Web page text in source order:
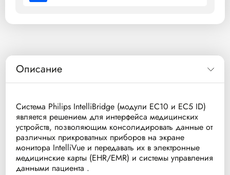
Описание
Система Philips IntelliBridge (модули EC10 и EC5 ID)
является решением для интерфейса медицинских
устройств, позволяющим консолидировать данные от
различных прикроватных приборов на экране
монитора IntelliVue и передавать их в электронные
медицинские карты (EHR/EMR) и системы управления
данными пациента .